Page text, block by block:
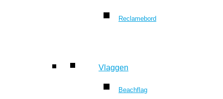
Reclamebord
Vlaggen
Beachflag